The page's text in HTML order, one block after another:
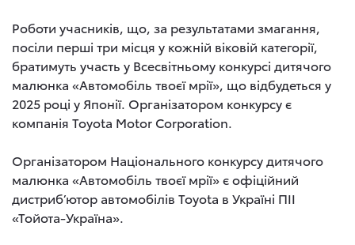
Роботи учасників, що, за результатами змагання,
посіли перші три місця у кожній віковій категорії,
братимуть участь у Всесвітньому конкурсі дитячого
малюнка «Автомобіль твоєї мрії», що відбудеться у
2025 році у Японії. Організатором конкурсу є
компанія Toyota Motor Corporation.
Організатором Національного конкурсу дитячого
малюнка «Автомобіль твоєї мрії» є офіційний
дистриб’ютор автомобілів Toyota в Україні ПІІ
«Тойота-Україна».